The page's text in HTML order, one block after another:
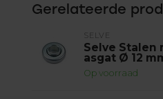
Gerelateerde
SELVE
Selve Stalen
asgat Ø 12
Op voorraad